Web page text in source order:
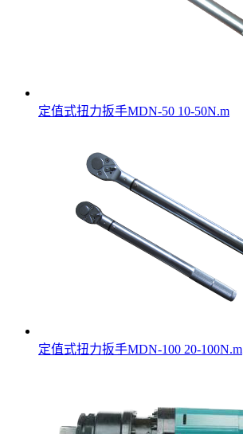
定值式扭力扳手MDN-50 10-50N.m
定值式扭力扳手MDN-100 20-100N.m